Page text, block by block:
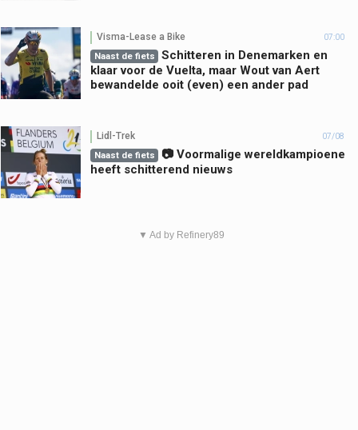
Visma-Lease a Bike 07:00
Naast de fiets
Schitteren in Denemarken en
klaar voor de Vuelta, maar Wout van Aert
bewandelde ooit (even) een ander pad
Lidl-Trek 07/08
Naast de fiets
📷 Voormalige wereldkampioene
heeft schitterend nieuws
▼ Ad by Refinery89